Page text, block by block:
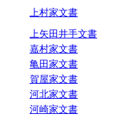
上村家文書
上矢田井手文書
嘉村家文書
亀田家文書
賀屋家文書
河北家文書
河崎家文書